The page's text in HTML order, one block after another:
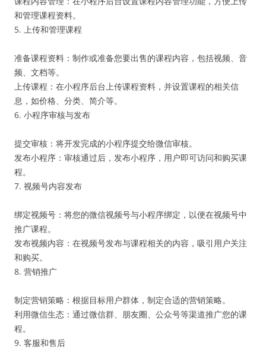
和管理课程资料。
5. 上传和管理课程
准备课程资料：制作或准备您要出售的课程内容，包括视频、音
频、文档等。
上传课程：在小程序后台上传课程资料，并设置课程的相关信
息，如价格、分类、简介等。
6. 小程序审核与发布
提交审核：将开发完成的小程序提交给微信审核。
发布小程序：审核通过后，发布小程序，用户即可访问和购买课
程。
7. 视频号内容发布
绑定视频号：将您的微信视频号与小程序绑定，以便在视频号中
推广课程。
发布视频内容：在视频号发布与课程相关的内容，吸引用户关注
和购买。
8. 营销推广
制定营销策略：根据目标用户群体，制定合适的营销策略。
利用微信生态：通过微信群、朋友圈、公众号等渠道推广您的课
程。
9. 客服和售后